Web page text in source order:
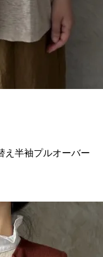
え半袖プルオーバー